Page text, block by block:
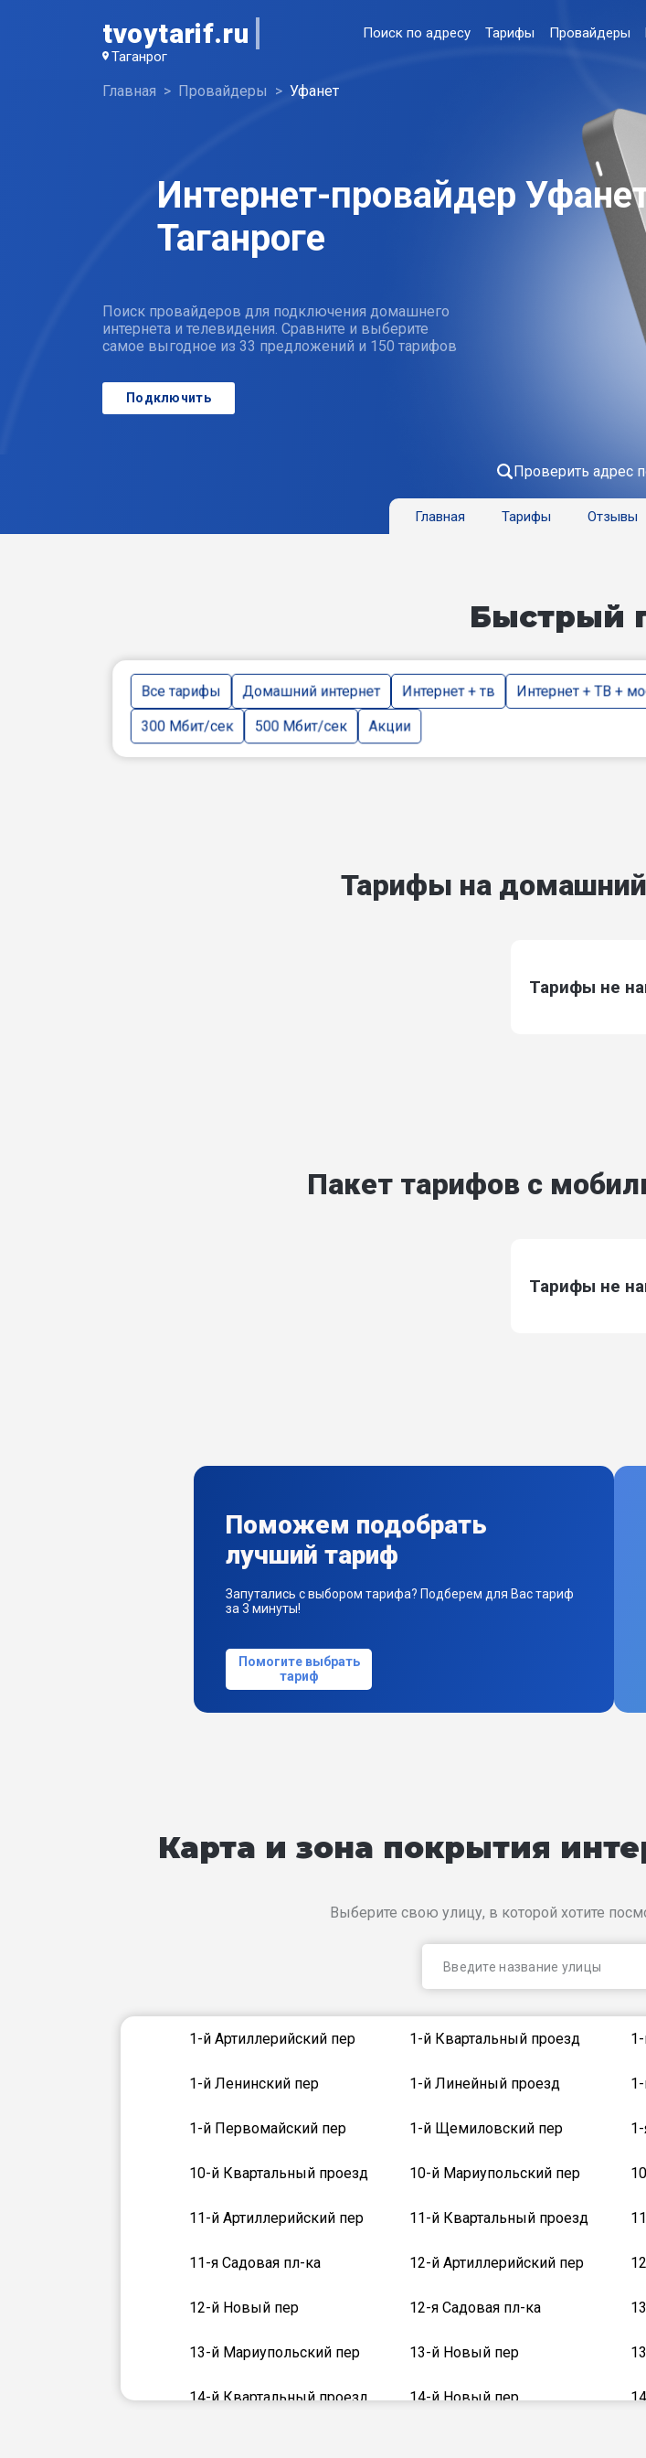
tvoytarif.ru
Таганрог
Поиск по адресу Тарифы Провайдеры
Главная Провайдеры Уфанет
Интернет-провайдер
Таганроге
Поиск провайдеров для подключения домашнего
интернета и телевидения. Сравните и выберите
самое выгодное из 33 предложений и 150 тарифов
Подключить
Проверить адрес
Главная Тарифы Отзывы
Быстрый
Все тарифы Домашний интернет Интернет + тв Интернет + ТВ +
300 Мбит/сек 500 Мбит/сек Акции
Тарифы на домашний
Тарифы не
Пакет тарифов с
Тарифы не
Поможем подобрать
лучший тариф
Запутались с выбором тарифа? Подберем для Вас тариф
за 3 минуты!
Помогите выбрать
тариф
Карта и зона покрытия
Выберите свою улицу, в которой хотите
1-й Артиллерийский пер 1-й Квартальный проезд
1-й Ленинский пер 1-й Линейный проезд
1-й Первомайский пер 1-й Щемиловский пер
10-й Квартальный проезд 10-й Мариупольский пер
11-й Артиллерийский пер 11-й Квартальный проезд
11-я Садовая пл-ка 12-й Артиллерийский пер
12-й Новый пер 12-я Садовая пл-ка
13-й Мариупольский пер 13-й Новый пер
14-й Квартальный проезд 14-й Новый пер